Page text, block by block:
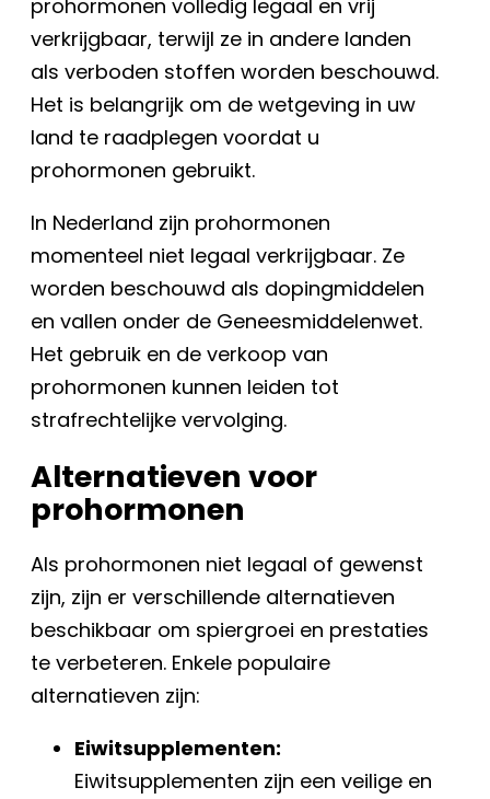
prohormonen volledig legaal en vrij
verkrijgbaar, terwijl ze in andere landen
als verboden stoffen worden beschouwd.
Het is belangrijk om de wetgeving in uw
land te raadplegen voordat u
prohormonen gebruikt.
In Nederland zijn prohormonen
momenteel niet legaal verkrijgbaar. Ze
worden beschouwd als dopingmiddelen
en vallen onder de Geneesmiddelenwet.
Het gebruik en de verkoop van
prohormonen kunnen leiden tot
strafrechtelijke vervolging.
Alternatieven voor
prohormonen
Als prohormonen niet legaal of gewenst
zijn, zijn er verschillende alternatieven
beschikbaar om spiergroei en prestaties
te verbeteren. Enkele populaire
alternatieven zijn:
Eiwitsupplementen:
Eiwitsupplementen zijn een veilige en